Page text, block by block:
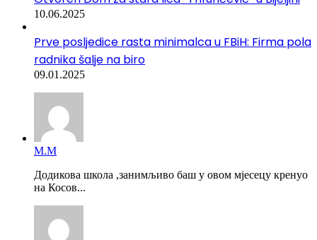
10.06.2025
Prve posljedice rasta minimalca u FBiH: Firma pola
radnika šalje na biro
09.01.2025
М.М
Додикова школа ,занимљиво баш у овом мјесецу кренуо
на Косов...